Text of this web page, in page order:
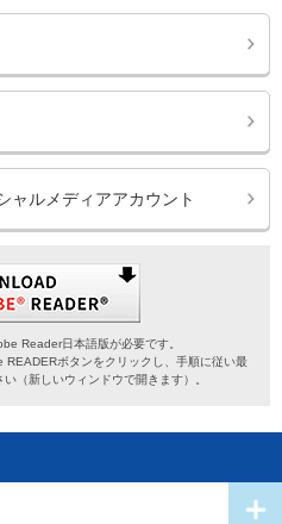
ャルメディアアカウント
Reader日本語版が必要です。
ボタンをクリックし、手順に従い最
（新しいウィンドウで開きます）。